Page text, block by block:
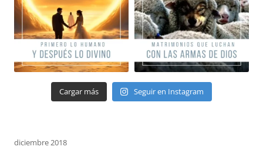
Cargar más Seguir en Instagram
diciembre 2018